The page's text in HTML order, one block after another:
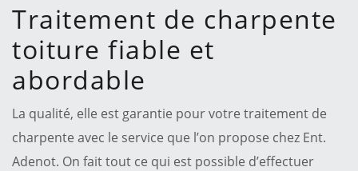
Traitement de charpente
toiture fiable et
abordable
La qualité, elle est garantie pour votre traitement de
charpente avec le service que l’on propose chez Ent.
Adenot. On fait tout ce qui est possible d’effectuer